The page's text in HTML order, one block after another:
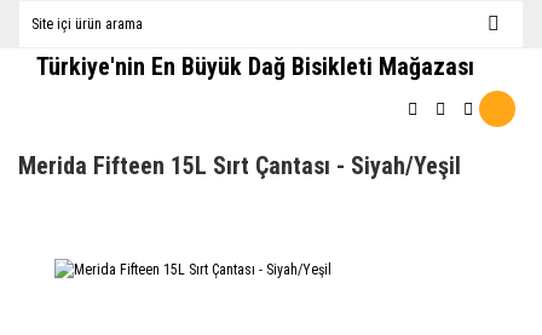
Türkiye'nin En Büyük Dağ Bisikleti Mağazası
Merida Fifteen 15L Sırt Çantası - Siyah/Yeşil